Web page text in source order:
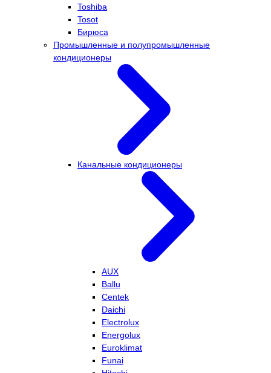
Toshiba
Tosot
Бирюса
Промышленные и полупромышленные
кондиционеры
Канальные кондиционеры
AUX
Ballu
Centek
Daichi
Electrolux
Energolux
Euroklimat
Funai